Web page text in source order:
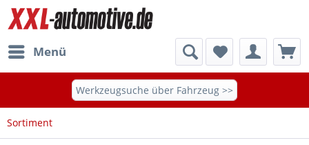
Menü
Werkzeugsuche über Fahrzeug >>
Sortiment